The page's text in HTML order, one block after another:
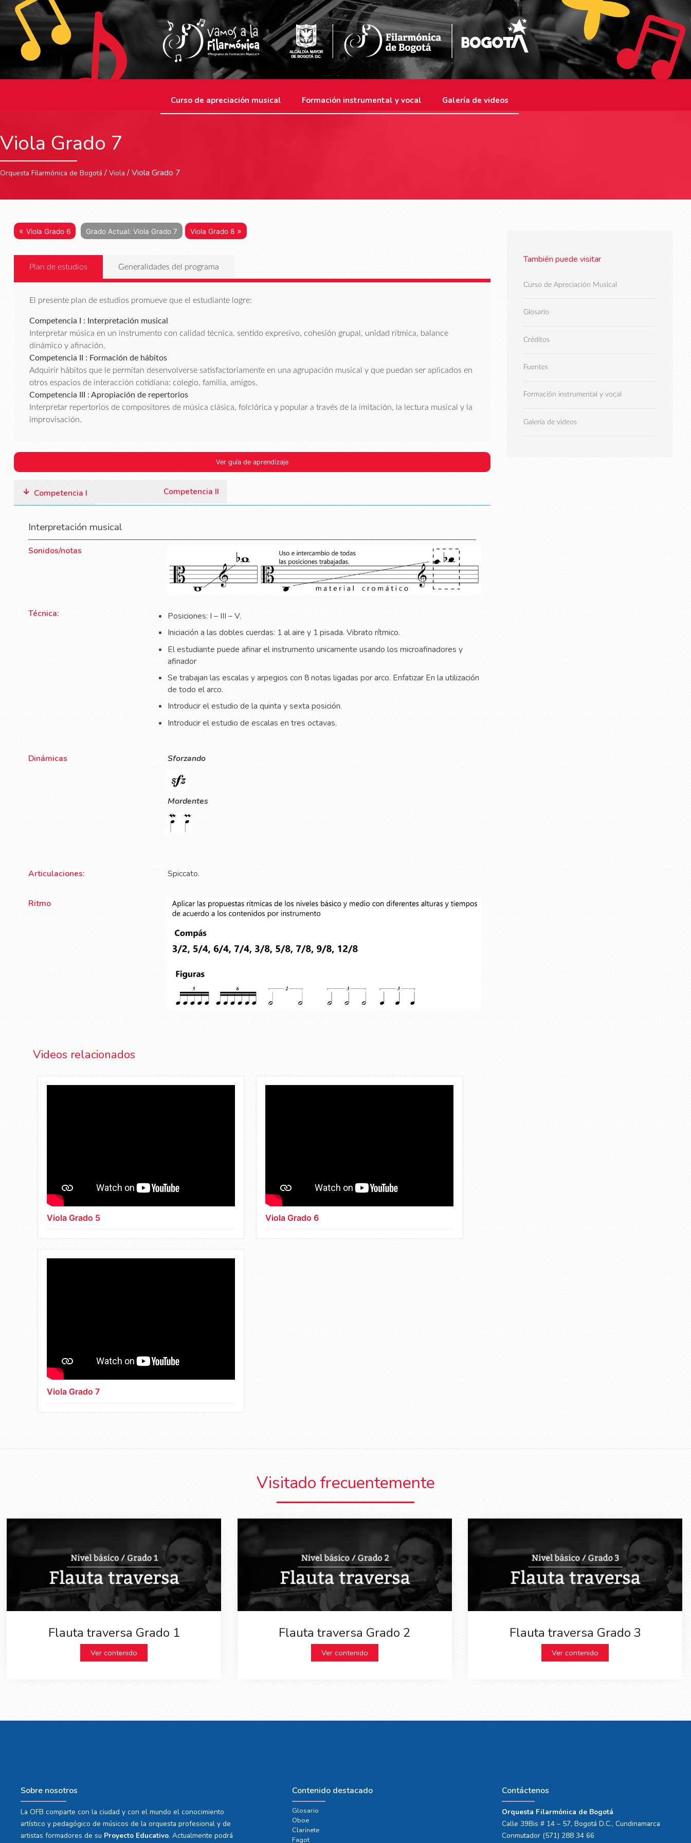
Curso de apreciación musical Formación instrumental y vocal Galería de videos
Viola Grado 7
Orquesta Filarmónica de Bogotá / Viola / Viola Grado 7
« Viola Grado 6 Grado Actual: Viola Grado 7 Viola Grado 8»
Plan de estudios Generalidades del programa
El presente plan de estudios promueve que el estudiante logre:
Competencia I : Interpretación musical
Interpretar música en un instrumento con calidad técnica, sentido expresivo, cohesión grupal, unidad rítmica, balance
dinámico y afinación.
Competencia II : Formación de hábitos
Adquirir hábitos que le permitan desenvolverse satisfactoriamente en una agrupación musical y que puedan ser aplicados en
otros espacios de interacción cotidiana: colegio, familia, amigos.
Competencia III : Apropiación de repertorios
Interpretar repertorios de compositores de música clásica, folclórica y popular a través de la imitación, la lectura musical y la
improvisación.
Ver guía de aprendizaje
Competencia I Competencia II
Interpretación musical
Sonidos/notas
Técnica:
Posiciones: I – III – V.
Iniciación a las dobles cuerdas: 1 al aire y 1 pisada. Vibrato rítmico.
El estudiante puede afinar el instrumento unicamente usando los microafinadores y
afinador
Se trabajan las escalas y arpegios con 8 notas ligadas por arco. Enfatizar En la utilización
de todo el arco.
Introducir el estudio de la quinta y sexta posición.
Introducir el estudio de escalas en tres octavas.
Dinámicas Sforzando
Mordentes
Articulaciones: Spiccato.
Ritmo
Videos relacionados
Viola Grado 5 Viola Grado 6
Viola Grado 7
También puede visitar
Curso de Apreciación Musical
Glosario
Créditos
Fuentes
Formación instrumental y vocal
Galería de videos
Visitado frecuentemente
Flauta traversa Grado 1
Ver contenido
Flauta traversa Grado 2
Ver contenido
Flauta traversa Grado 3
Ver contenido
Sobre nosotros
La OFB comparte con la ciudad y con el mundo el conocimiento
artístico y pedagógico de músicos de la orquesta profesional y de
artistas formadores de su Proyecto Educativo. Actualmente podrá
Contenido destacado
Glosario
Oboe
Clarinete
Fagot
Contáctenos
Orquesta Filarmónica de Bogotá
Calle 39Bis # 14 – 57, Bogotá D.C., Cundinamarca
Conmutador (571) 288 34 66